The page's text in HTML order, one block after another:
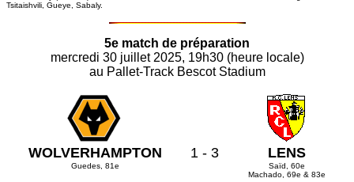
Tsitaishvili, Gueye, Sabaly.
5e match de préparation
mercredi 30 juillet 2025, 19h30 (heure locale)
au Pallet-Track Bescot Stadium
WOLVERHAMPTON
Guedes, 81e
1 - 3 LENS
Saïd, 60e
Machado, 69e & 83e